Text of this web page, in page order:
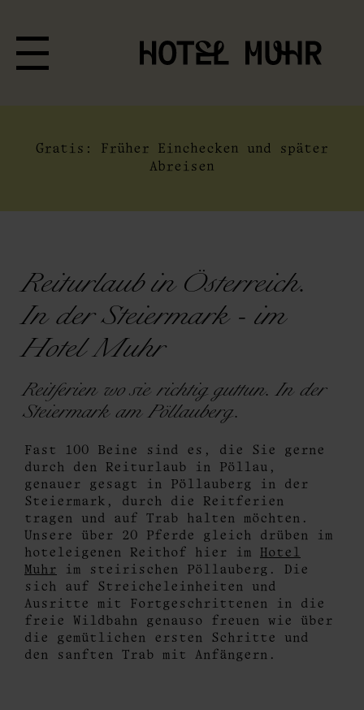
Gratis: Früher Einchecken und später
Abreisen
Reiturlaub in Österreich.
In der Steiermark - im
Hotel Muhr
Reitferien wo sie richtig guttun. In der
Steiermark am Pöllauberg.
Fast 100 Beine sind es, die Sie gerne
durch den Reiturlaub in Pöllau,
genauer gesagt in Pöllauberg in der
Steiermark, durch die Reitferien
tragen und auf Trab halten möchten.
Unsere über 20 Pferde gleich drüben im
hoteleigenen Reithof hier im
Hotel
Muhr im steirischen Pöllauberg. Die
sich auf Streicheleinheiten und
Ausritte mit Fortgeschrittenen in die
freie Wildbahn genauso freuen wie über
die gemütlichen ersten Schritte und
den sanften Trab mit Anfängern.